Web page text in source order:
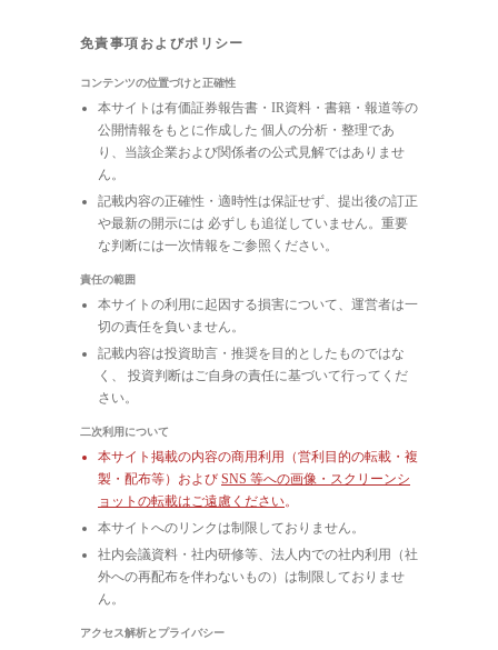
免責事項およびポリシー
コンテンツの位置づけと正確性
本サイトは有価証券報告書・IR資料・書籍・報道等の
公開情報をもとに作成した 個人の分析・整理であ
り、当該企業および関係者の公式見解ではありませ
ん。
記載内容の正確性・適時性は保証せず、提出後の訂正
や最新の開示には 必ずしも追従していません。重要
な判断には一次情報をご参照ください。
責任の範囲
本サイトの利用に起因する損害について、運営者は一
切の責任を負いません。
記載内容は投資助言・推奨を目的としたものではな
く、 投資判断はご自身の責任に基づいて行ってくだ
さい。
二次利用について
本サイト掲載の内容の商用利用（営利目的の転載・複
製・配布等）および SNS 等への画像・スクリーンシ
ョットの転載はご遠慮ください。
本サイトへのリンクは制限しておりません。
社内会議資料・社内研修等、法人内での社内利用（社
外への再配布を伴わないもの）は制限しておりませ
ん。
アクセス解析とプライバシー